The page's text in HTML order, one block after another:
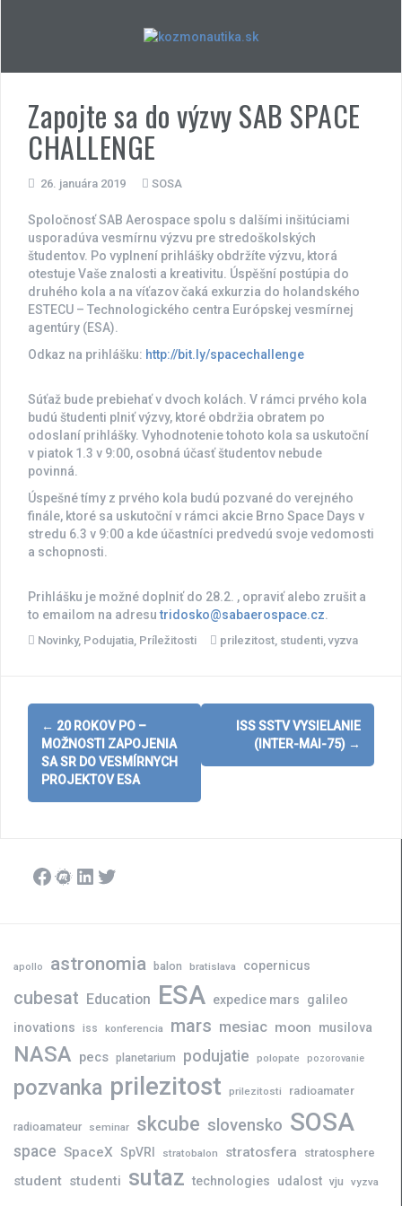
Zapojte sa do výzvy SAB SPACE
CHALLENGE
26. januára 2019 SOSA
Spoločnosť SAB Aerospace spolu s dalšími inšitúciami
usporadúva vesmírnu výzvu pre stredoškolských
študentov. Po vyplnení prihlášky obdržíte výzvu, ktorá
otestuje Vaše znalosti a kreativitu. Úspěšní postúpia do
druhého kola a na víťazov čaká exkurzia do holandského
ESTECU – Technologického centra Európskej vesmírnej
agentúry (ESA).
Odkaz na prihlášku: http://bit.ly/spacechallenge
Súťaž bude prebiehať v dvoch kolách. V rámci prvého kola
budú študenti plniť výzvy, ktoré obdržia obratem po
odoslaní prihlášky. Vyhodnotenie tohoto kola sa uskutoční
v piatok 1.3 v 9:00, osobná účasť študentov nebude
povinná.
Úspešné tímy z prvého kola budú pozvané do verejného
finále, ktoré sa uskutoční v rámci akcie Brno Space Days v
stredu 6.3 v 9:00 a kde účastníci predvedú svoje vedomosti
a schopnosti.
Prihlášku je možné doplniť do 28.2. , opraviť alebo zrušit a
to emailom na adresutridosko@sabaerospace.cz.
Novinky, Podujatia, Príležitosti prilezitost, studenti, vyzva
Post
navigation
← 20 ROKOV PO –
MOŽNOSTI ZAPOJENIA
SA SR DO VESMÍRNYCH
PROJEKTOV ESA
ISS SSTV VYSIELANIE
(INTER-MAI-75) →
Facebook
Meetup
LinkedIn
Twitter
apollo astronomia balon bratislava copernicus
cubesat Education ESA expedice mars
galileo
inovations iss konferencia mars mesiac moon musilova
NASA pecs planetarium podujatie polopate pozorovanie
pozvanka prilezitost prilezitosti radioamater
radioamateur seminar skcube slovensko SOSA
space SpaceX SpVRI stratobalon stratosfera stratosphere
student studenti sutaz technologies udalost vju vyzva